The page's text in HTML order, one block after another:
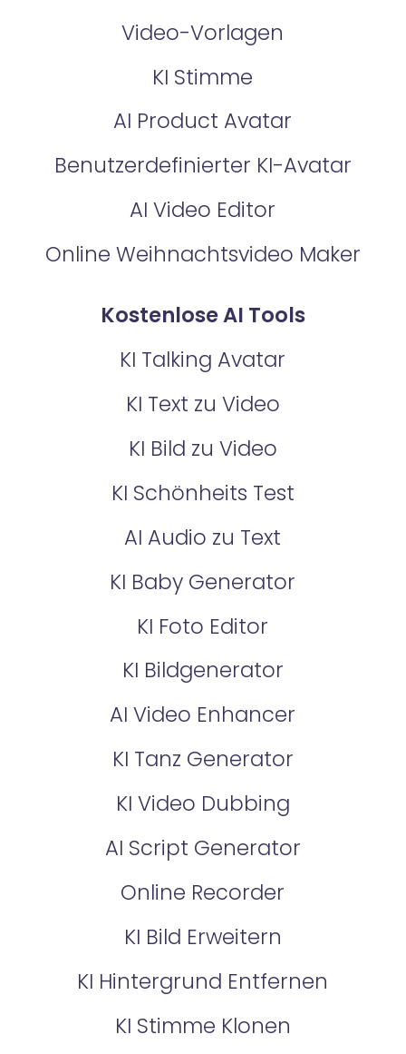
Video-Vorlagen
KI Stimme
AI Product Avatar
Benutzerdefinierter KI-Avatar
AI Video Editor
Online Weihnachtsvideo Maker
Kostenlose AI Tools
KI Talking Avatar
KI Text zu Video
KI Bild zu Video
KI Schönheits Test
AI Audio zu Text
KI Baby Generator
KI Foto Editor
KI Bildgenerator
AI Video Enhancer
KI Tanz Generator
KI Video Dubbing
AI Script Generator
Online Recorder
KI Bild Erweitern
KI Hintergrund Entfernen
KI Stimme Klonen